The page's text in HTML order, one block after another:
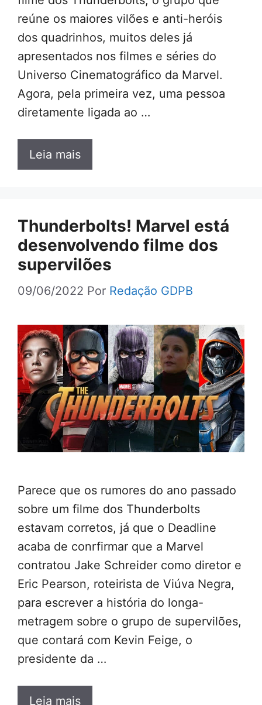
reúne os maiores vilões e anti-heróis
dos quadrinhos, muitos deles já
apresentados nos filmes e séries do
Universo Cinematográfico da Marvel.
Agora, pela primeira vez, uma pessoa
diretamente ligada ao …
Leia mais
Thunderbolts! Marvel está
desenvolvendo filme dos
supervilões
09/06/2022 Por Redação GDPB
Parece que os rumores do ano passado
sobre um filme dos Thunderbolts
estavam corretos, já que o Deadline
acaba de conrfirmar que a Marvel
contratou Jake Schreider como diretor e
Eric Pearson, roteirista de Viúva Negra,
para escrever a história do longa-
metragem sobre o grupo de supervilões,
que contará com Kevin Feige, o
presidente da …
Leia mais